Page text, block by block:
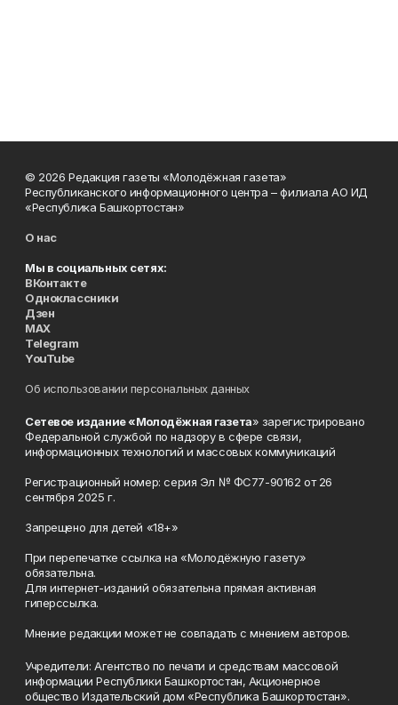
© 2026 Редакция газеты «Молодёжная газета»
Республиканского информационного центра – филиала АО ИД
«Республика Башкортостан»
О нас
Мы в социальных сетях:
ВКонтакте
Одноклассники
Дзен
MAX
Telegram
YouTube
Об использовании персональных данных
Сетевое издание «Молодёжная газета» зарегистрировано
Федеральной службой по надзору в сфере связи,
информационных технологий и массовых коммуникаций
Регистрационный номер: серия Эл № ФС77-90162 от 26
сентября 2025 г.
Запрещено для детей «18+»
При перепечатке ссылка на «Молодёжную газету»
обязательна.
Для интернет-изданий обязательна прямая активная
гиперссылка.
Мнение редакции может не совпадать с мнением авторов.
Учредители: Агентство по печати и средствам массовой
информации Республики Башкортостан, Акционерное
общество Издательский дом «Республика Башкортостан».